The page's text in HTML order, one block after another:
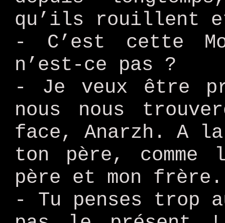
qu’ils rouillent
- C’est cette
n’est-ce pas ?
- Je veux être
nous nous
face, Anarzh. A
ton père,
père et mon frère.
- Tu penses trop